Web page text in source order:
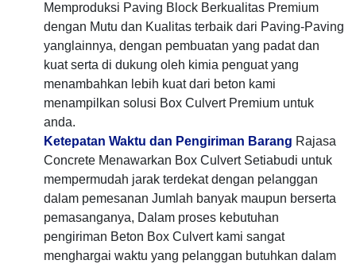
Memproduksi Paving Block Berkualitas Premium
dengan Mutu dan Kualitas terbaik dari Paving-Paving
yanglainnya, dengan pembuatan yang padat dan
kuat serta di dukung oleh kimia penguat yang
menambahkan lebih kuat dari beton kami
menampilkan solusi Box Culvert Premium untuk
anda.
Ketepatan Waktu dan Pengiriman Barang Rajasa
Concrete Menawarkan Box Culvert Setiabudi untuk
mempermudah jarak terdekat dengan pelanggan
dalam pemesanan Jumlah banyak maupun berserta
pemasanganya, Dalam proses kebutuhan
pengiriman Beton Box Culvert kami sangat
menghargai waktu yang pelanggan butuhkan dalam